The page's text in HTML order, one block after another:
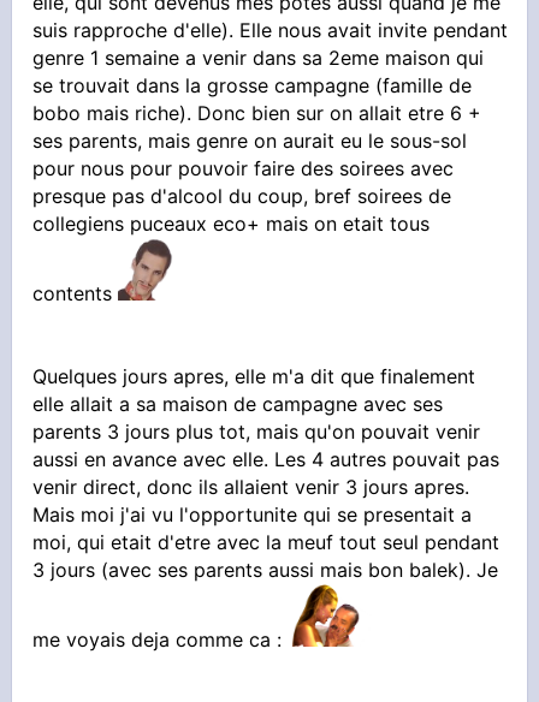
suis rapproche d'elle). Elle nous avait invite pendant
genre 1 semaine a venir dans sa 2eme maison qui
se trouvait dans la grosse campagne (famille de
bobo mais riche). Donc bien sur on allait etre 6 +
ses parents, mais genre on aurait eu le sous-sol
pour nous pour pouvoir faire des soirees avec
presque pas d'alcool du coup, bref soirees de
collegiens puceaux eco+ mais on etait tous
contents
Quelques jours apres, elle m'a dit que finalement
elle allait a sa maison de campagne avec ses
parents 3 jours plus tot, mais qu'on pouvait venir
aussi en avance avec elle. Les 4 autres pouvait pas
venir direct, donc ils allaient venir 3 jours apres.
Mais moi j'ai vu l'opportunite qui se presentait a
moi, qui etait d'etre avec la meuf tout seul pendant
3 jours (avec ses parents aussi mais bon balek). Je
me voyais deja comme ca :